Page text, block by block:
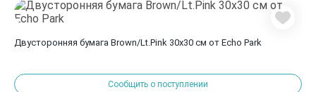
Двусторонняя бумага Brown/Lt.Pink 30х30 см от Echo Park
Сообщить о поступлении